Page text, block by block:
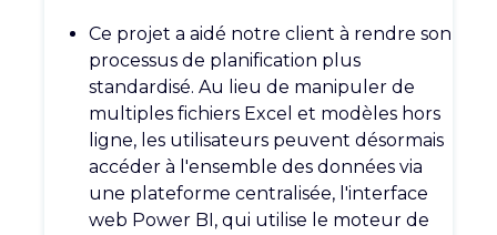
Ce projet a aidé notre client à rendre son
processus de planification plus
standardisé. Au lieu de manipuler de
multiples fichiers Excel et modèles hors
ligne, les utilisateurs peuvent désormais
accéder à l'ensemble des données via
une plateforme centralisée, l'interface
web Power BI, qui utilise le moteur de